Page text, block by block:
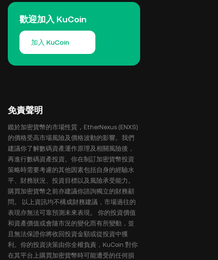
歡迎加入 KuCoin
加入 KuCoin
免責聲明
鑑於加密貨幣的市場性質，EtherNexus (ENXS)
的價格受高市場風險及價格波動的影響。我們
建議你了解數碼資產運作原理及相關風險後，
再進行數碼資產投資。你在制訂加密貨幣投資
策略時需要考慮的其他因素包括自身的經驗水
平、財務狀況、投資目標以及風險承受能力。
購買加密貨幣之前亦建議你諮詢獨立的財務顧
問。 以上資訊均不構成財務建議，市場過往的
表現亦無法可靠預測未來表現。 你的投資價值
和資產價值或會隨市況的變化而有所變動，並
且無法保證你將收回投資金額或從投資中獲
利。你的投資決策由你全權負責，KuCoin 對你
在其平台上購買加密貨幣時可能遭受的任何損